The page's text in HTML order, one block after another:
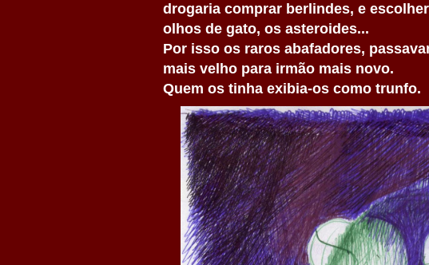
drogaria comprar berlindes, e
olhos de gato, os asteroides...
Por isso os raros abafadores,
mais velho para irmão mais novo.
Quem os tinha exibia-os como trunfo.